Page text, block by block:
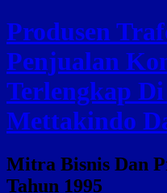
Skip
to
content
Produsen
Penjualan
Terlengkap
Mettakindo
Mitra Bisnis Dan
Tahun 1995